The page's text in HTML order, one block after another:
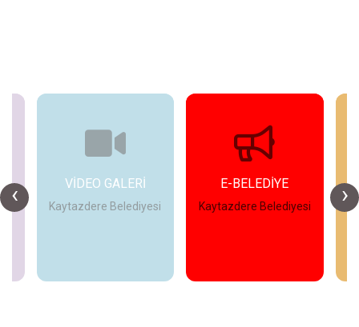
‹ ›
E-BELEDİYE
Kaytazdere Belediyesi
ETKİNLİKLER
Kaytazdere Belediyesi